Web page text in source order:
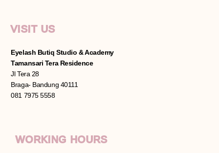
VISIT US
Eyelash Butiq Studio & Academy
Tamansari Tera Residence
Jl Tera 28
Braga- Bandung 40111
081 7975 5558
WORKING HOURS